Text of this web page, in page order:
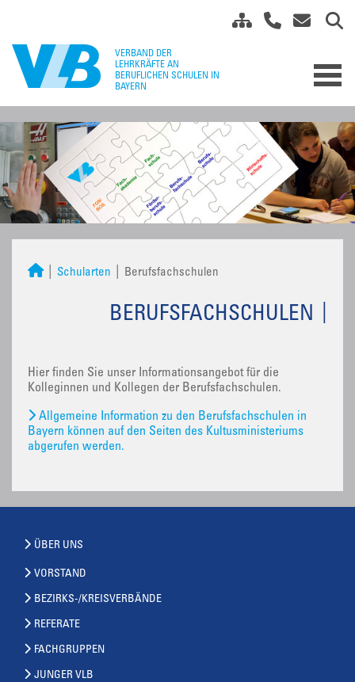
Schularten Berufsfachschulen
BERUFSFACHSCHULEN
Hier finden Sie unser Informationsangebot für die
Kolleginnen und Kollegen der Berufsfachschulen.
Allgemeine Information zu den Berufsfachschulen in
Bayern können auf den Seiten des Kultusministeriums
abgerufen werden.
ÜBER UNS
VORSTAND
BEZIRKS-/KREISVERBÄNDE
REFERATE
FACHGRUPPEN
JUNGER VLB